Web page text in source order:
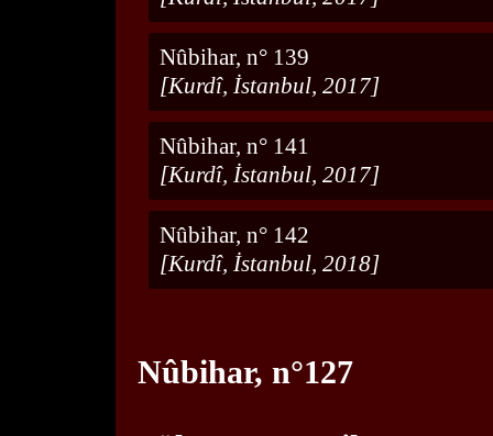
Nûbihar, n° 139
[Kurdî, İstanbul, 2017]
Nûbihar, n° 141
[Kurdî, İstanbul, 2017]
Nûbihar, n° 142
[Kurdî, İstanbul, 2018]
Nûbihar, n°127